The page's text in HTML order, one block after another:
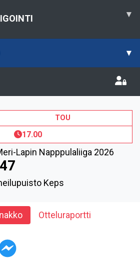
▾
▾
TOU
17.00
Lapin Napppulaliiga 2026
Keps
Otteluraportti